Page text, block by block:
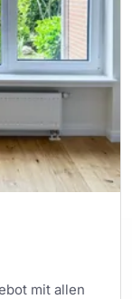
mit allen